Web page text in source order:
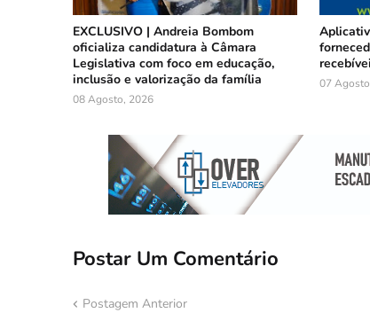
EXCLUSIVO | Andreia Bombom
oficializa candidatura à Câmara
Legislativa com foco em educação,
inclusão e valorização da família
08 Agosto, 2026
07
Postar Um Comentário
Postagem Anterior